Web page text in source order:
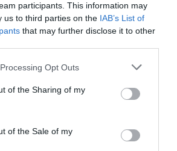
participants. This information may
us to third parties on the IAB’s List of
that may further disclose it to other
Opt Outs
of the Sharing of my
of the Sale of my